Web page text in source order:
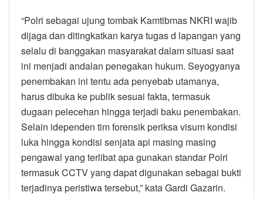
“Polri sebagai ujung tombak Kamtibmas NKRI wajib
dijaga dan ditingkatkan karya tugas d lapangan yang
selalu di banggakan masyarakat dalam situasi saat
ini menjadi andalan penegakan hukum. Seyogyanya
penembakan ini tentu ada penyebab utamanya,
harus dibuka ke publik sesuai fakta, termasuk
dugaan pelecehan hingga terjadi baku penembakan.
Selain idependen tim forensik periksa visum kondisi
luka hingga kondisi senjata api masing masing
pengawal yang terlibat apa gunakan standar Polri
termasuk CCTV yang dapat digunakan sebagai bukti
terjadinya peristiwa tersebut,” kata Gardi Gazarin.